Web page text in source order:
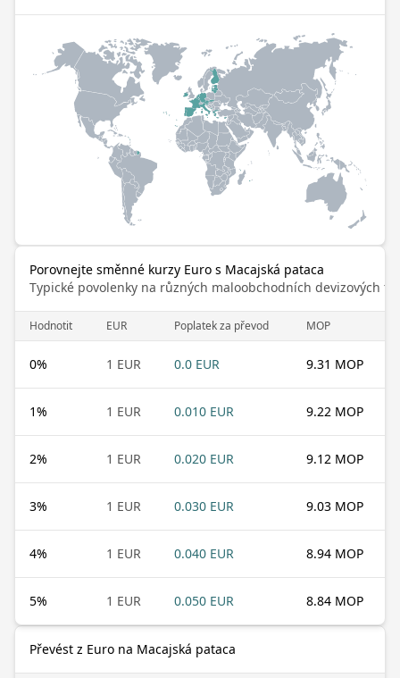
Porovnejte směnné kurzy Euro s Macajská pataca
Typické povolenky na různých maloobchodních devizových
Hodnotit EUR Poplatek za převod MOP
0% 1 EUR 0.0 EUR 9.31 MOP
1% 1 EUR 0.010 EUR 9.22 MOP
2% 1 EUR 0.020 EUR 9.12 MOP
3% 1 EUR 0.030 EUR 9.03 MOP
4% 1 EUR 0.040 EUR 8.94 MOP
5% 1 EUR 0.050 EUR 8.84 MOP
Převést z Euro na Macajská pataca